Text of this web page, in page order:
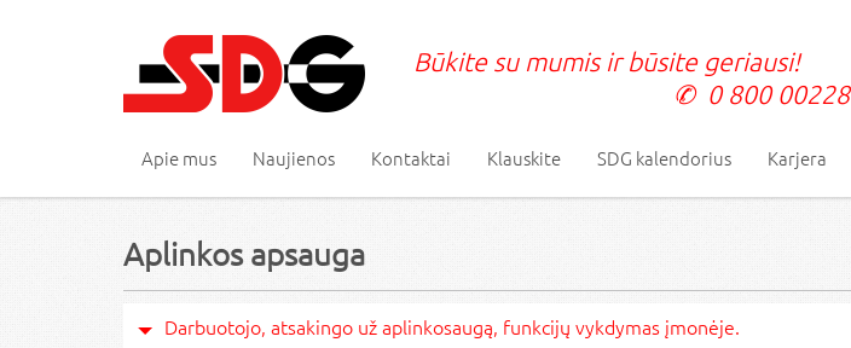
Būkite su mumis ir būsite geriausi!
0 800 00228
Apie mus Naujienos Kontaktai Klauskite SDG kalendorius Karjera
Aplinkos apsauga
Darbuotojo, atsakingo už aplinkosaugą, funkcijų vykdymas įmonėje.